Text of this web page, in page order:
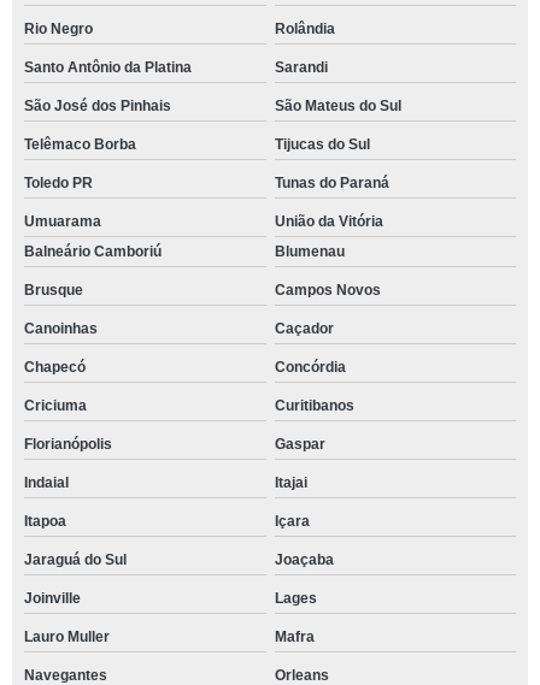
Rio Negro Rolândia
Santo Antônio da Platina Sarandi
São José dos Pinhais São Mateus do Sul
Telêmaco Borba Tijucas do Sul
Toledo PR Tunas do Paraná
Umuarama
União da Vitória
Balneário Camboriú
Blumenau
Brusque Campos Novos
Canoinhas Caçador
Chapecó Concórdia
Criciuma Curitibanos
Florianópolis Gaspar
Indaial Itajai
Itapoa Içara
Jaraguá do Sul Joaçaba
Joinville Lages
Lauro Muller Mafra
Navegantes Orleans